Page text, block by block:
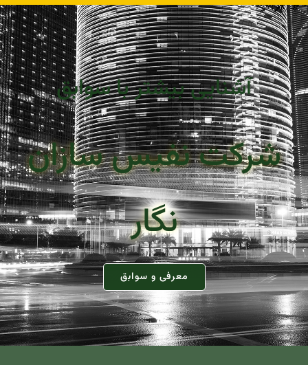
آشنایی بیشتر با سوابق
شرکت نفیس سازان
نگار
معرفی و سوابق